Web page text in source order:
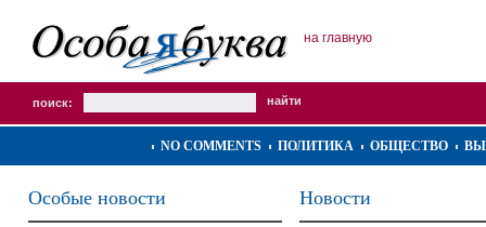
на главную
поиск:
NO COMMENTS ПОЛИТИКА ОБЩЕСТВО
Особые новости Новости